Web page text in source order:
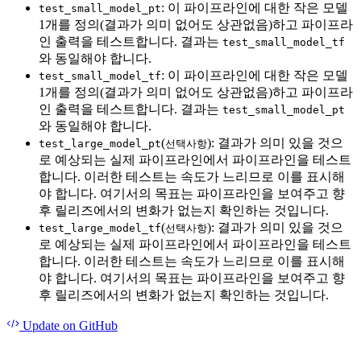
test_small_model_pt: 이 파이프라인에 대한 작은 모델
1개를 정의(결과가 의미 없어도 상관없음)하고 파이프라
인 출력을 테스트합니다. 결과는 test_small_model_tf
와 동일해야 합니다.
test_small_model_tf: 이 파이프라인에 대한 작은 모델
1개를 정의(결과가 의미 없어도 상관없음)하고 파이프라
인 출력을 테스트합니다. 결과는 test_small_model_pt
와 동일해야 합니다.
test_large_model_pt(선택사항): 결과가 의미 있을 것으
로 예상되는 실제 파이프라인에서 파이프라인을 테스트
합니다. 이러한 테스트는 속도가 느리므로 이를 표시해
야 합니다. 여기서의 목표는 파이프라인을 보여주고 향
후 릴리즈에서의 변화가 없는지 확인하는 것입니다.
test_large_model_tf(선택사항): 결과가 의미 있을 것으
로 예상되는 실제 파이프라인에서 파이프라인을 테스트
합니다. 이러한 테스트는 속도가 느리므로 이를 표시해
야 합니다. 여기서의 목표는 파이프라인을 보여주고 향
후 릴리즈에서의 변화가 없는지 확인하는 것입니다.
Update on GitHub